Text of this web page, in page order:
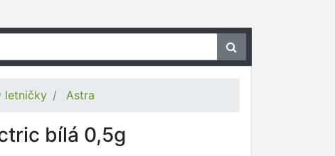
letničky Astra
bílá 0,5g